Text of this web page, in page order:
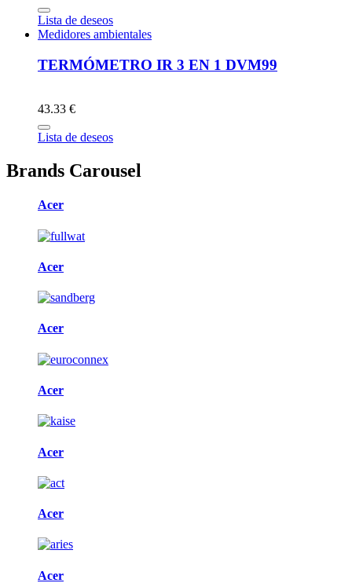
Lista de deseos
Medidores ambientales
TERMÓMETRO IR 3 EN 1 DVM99
43.33 €
Lista de deseos
Brands Carousel
Acer
Acer
Acer
Acer
Acer
Acer
Acer